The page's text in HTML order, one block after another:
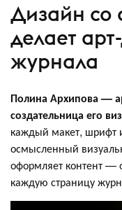
Дизайн со
делает
журнала
Полина Архипова —
создательница его
каждый макет, шрифт
осмысленный
оформляет контент —
каждую страницу